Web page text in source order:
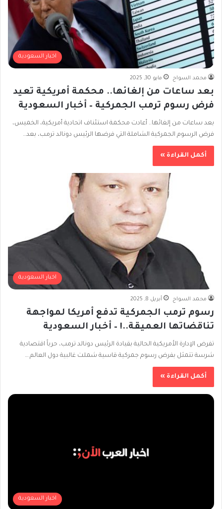
اخبار السعودية
محمد السواح مايو 30, 2025
بعد ساعات من إلغائها.. محكمة أمريكية تعيد
فرض رسوم ترمب الجمركية – أخبار السعودية
بعد ساعات من إلغائها.. أعادت محكمة استئناف اتحادية أمريكية، الخميس،
فرض الرسوم الجمركية الشاملة التي فرضها الرئيس دونالد ترمب، بعد…
أكمل القراءة »
اخبار السعودية
محمد السواح أبريل 8, 2025
رسوم ترمب الجمركية تدفع أمريكا لمواجهة
تناقضاتها العميقة..! – أخبار السعودية
تفرض الإدارة الأمريكية الحالية بقيادة الرئيس دونالد ترمب، حرباً اقتصادية
شرسة تتمثل بفرض رسوم جمركية قاسية شملت غالبية دول العالم.…
أكمل القراءة »
اخبار السعودية